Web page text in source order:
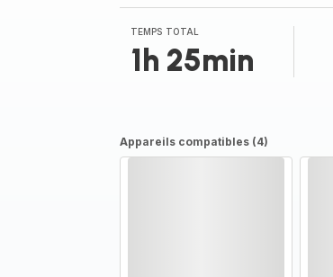
TEMPS TOTAL
1h 25min
Appareils compatibles (4)